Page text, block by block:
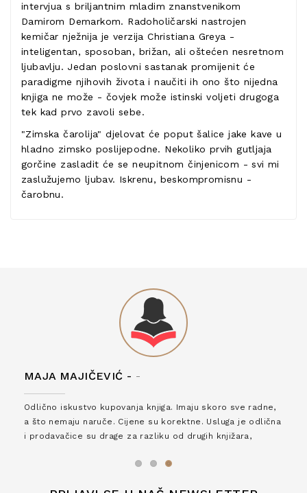
intervjua s briljantnim mladim znanstvenikom
Damirom Demarkom. Radoholičarski nastrojen
kemičar nježnija je verzija Christiana Greya -
inteligentan, sposoban, brižan, ali oštećen nesretnom
ljubavlju. Jedan poslovni sastanak promijenit će
paradigme njihovih života i naučiti ih ono što nijedna
knjiga ne može - čovjek može istinski voljeti drugoga
tek kad prvo zavoli sebe.
"Zimska čarolija" djelovat će poput šalice jake kave u
hladno zimsko poslijepodne. Nekoliko prvih gutljaja
gorčine zasladit će se neupitnom činjenicom - svi mi
zaslužujemo ljubav. Iskrenu, beskompromisnu -
čarobnu.
MAJA MAJIČEVIĆ - -
Odlično iskustvo kupovanja knjiga. Imaju skoro sve radne,
a što nemaju naruče. Cijene su korektne. Usluga je odlična
i prodavačice su drage za razliku od drugih knjižara,